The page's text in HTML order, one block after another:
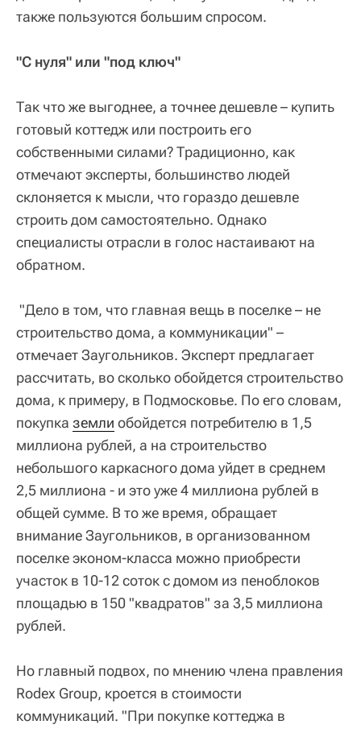
также пользуются большим спросом.
"С нуля" или "под ключ"
Так что же выгоднее, а точнее дешевле – купить
готовый коттедж или построить его
собственными силами? Традиционно, как
отмечают эксперты, большинство людей
склоняется к мысли, что гораздо дешевле
строить дом самостоятельно. Однако
специалисты отрасли в голос настаивают на
обратном.
"Дело в том, что главная вещь в поселке – не
строительство дома, а коммуникации" –
отмечает Заугольников. Эксперт предлагает
рассчитать, во сколько обойдется строительство
дома, к примеру, в Подмосковье. По его словам,
покупка земли обойдется потребителю в 1,5
миллиона рублей, а на строительство
небольшого каркасного дома уйдет в среднем
2,5 миллиона - и это уже 4 миллиона рублей в
общей сумме. В то же время, обращает
внимание Заугольников, в организованном
поселке эконом-класса можно приобрести
участок в 10-12 соток с домом из пеноблоков
площадью в 150 "квадратов" за 3,5 миллиона
рублей.
Но главный подвох, по мнению члена правления
Rodex Group, кроется в стоимости
коммуникаций. "При покупке коттеджа в